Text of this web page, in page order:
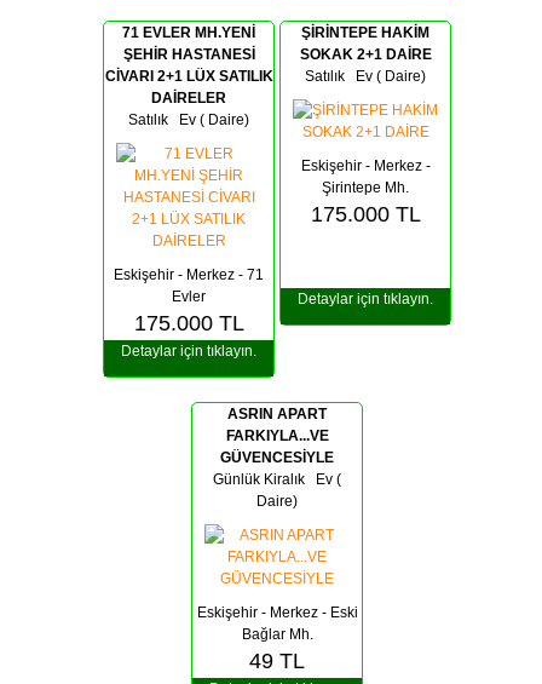
71 EVLER MH.YENİ
ŞEHİR HASTANESİ
CİVARI 2+1 LÜX SATILIK
DAİRELER
Satılık Ev ( Daire)
Eskişehir - Merkez - 71
Evler
175.000 TL
Detaylar için tıklayın.
ŞİRİNTEPE HAKİM
SOKAK 2+1 DAİRE
Satılık Ev ( Daire)
Eskişehir - Merkez -
Şirintepe Mh.
175.000 TL
Detaylar için tıklayın.
ASRIN APART
FARKIYLA...VE
GÜVENCESİYLE
Günlük Kiralık Ev (
Daire)
Eskişehir - Merkez - Eski
Bağlar Mh.
49 TL